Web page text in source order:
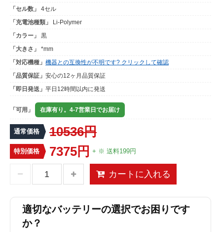
「セル数」
4セル
「充電池種類」
Li-Polymer
「カラー」
黒
「大きさ」
*mm
「対応機種」 機器との互換性が不明です? クリックして確認
「品質保証」 安心の12ヶ月品質保証
「即日発送」 平日12時間以内に発送
「可用」 在庫有り。4-7営業日でお届け
通常価格 10536円
特別価格 7375円 + ※ 送料199円
カートに入れる
適切なバッテリーの選択でお困りです
か？